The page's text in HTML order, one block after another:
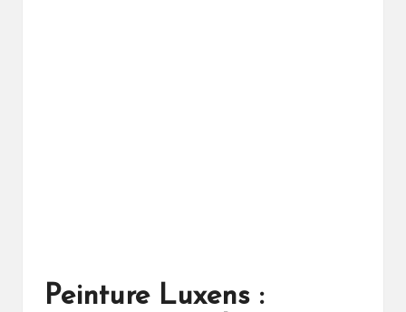
Peinture Luxens :